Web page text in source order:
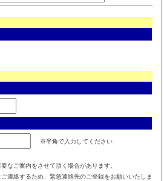
※半角で入力してください
なご案内をさせて頂く場合があります。
連絡するため、緊急連絡先のご登録をお願いいたしま